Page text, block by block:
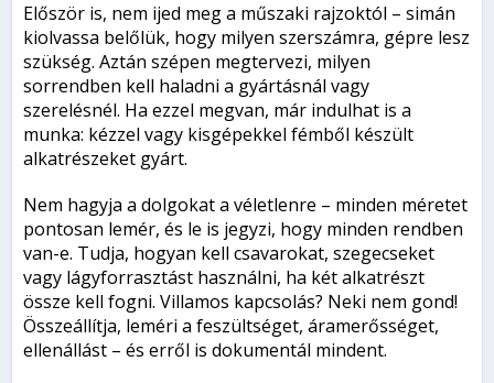
Először is, nem ijed meg a műszaki rajzoktól – simán
kiolvassa belőlük, hogy milyen szerszámra, gépre lesz
szükség. Aztán szépen megtervezi, milyen
sorrendben kell haladni a gyártásnál vagy
szerelésnél. Ha ezzel megvan, már indulhat is a
munka: kézzel vagy kisgépekkel fémből készült
alkatrészeket gyárt.
Nem hagyja a dolgokat a véletlenre – minden méretet
pontosan lemér, és le is jegyzi, hogy minden rendben
van-e. Tudja, hogyan kell csavarokat, szegecseket
vagy lágyforrasztást használni, ha két alkatrészt
össze kell fogni. Villamos kapcsolás? Neki nem gond!
Összeállítja, leméri a feszültséget, áramerősséget,
ellenállást – és erről is dokumentál mindent.